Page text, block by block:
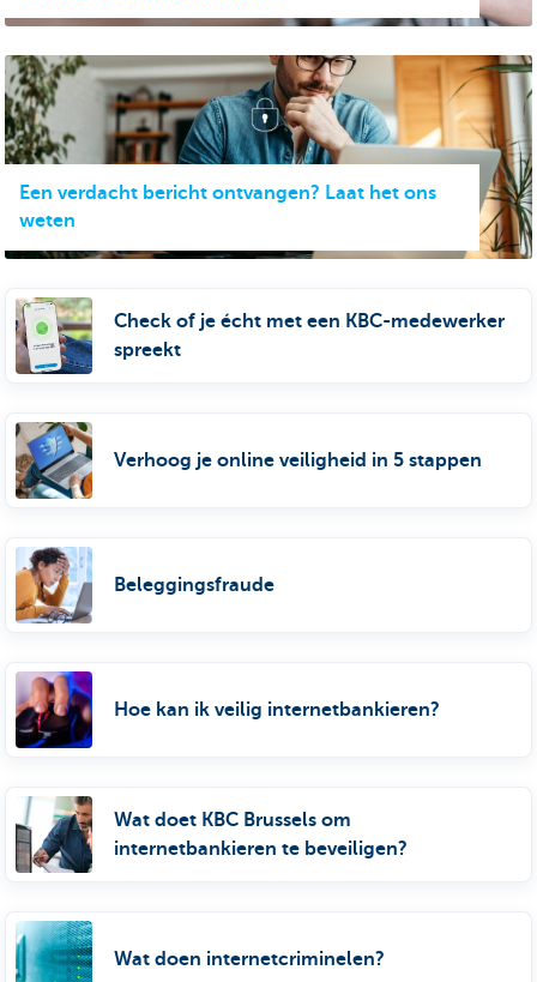
Een verdacht bericht ontvangen? Laat het ons
weten
Check of je écht met een KBC-medewerker
spreekt
Verhoog je online veiligheid in 5 stappen
Beleggingsfraude
Hoe kan ik veilig internetbankieren?
Wat doet KBC Brussels om
internetbankieren te beveiligen?
Wat doen internetcriminelen?